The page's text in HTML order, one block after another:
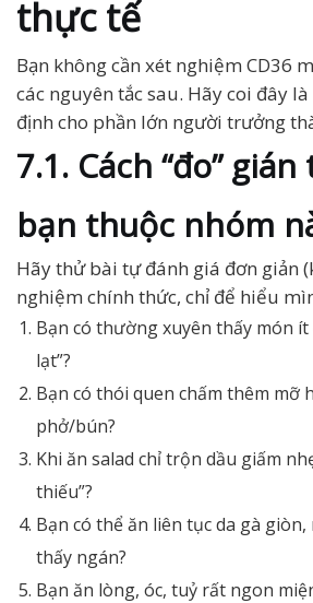
thực tế
Bạn không cần xét nghiệm CD36
các nguyên tắc sau. Hãy coi đây
định cho phần lớn người trưởng
7.1. Cách “đo”
bạn thuộc nhóm
Hãy thử bài tự đánh giá đơn giản
nghiệm chính thức, chỉ để hiểu
Bạn có thường xuyên thấy món ít
lạt”?
Bạn có thói quen chấm thêm mỡ
phở/bún?
Khi ăn salad chỉ trộn dầu giấm
thiếu”?
Bạn có thể ăn liên tục da gà
thấy ngán?
Bạn ăn lòng, óc, tuỷ rất ngon